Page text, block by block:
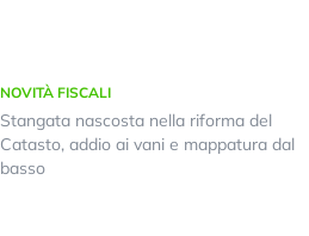
NOVITÀ FISCALI
Stangata nascosta nella riforma del
Catasto, addio ai vani e mappatura dal
basso